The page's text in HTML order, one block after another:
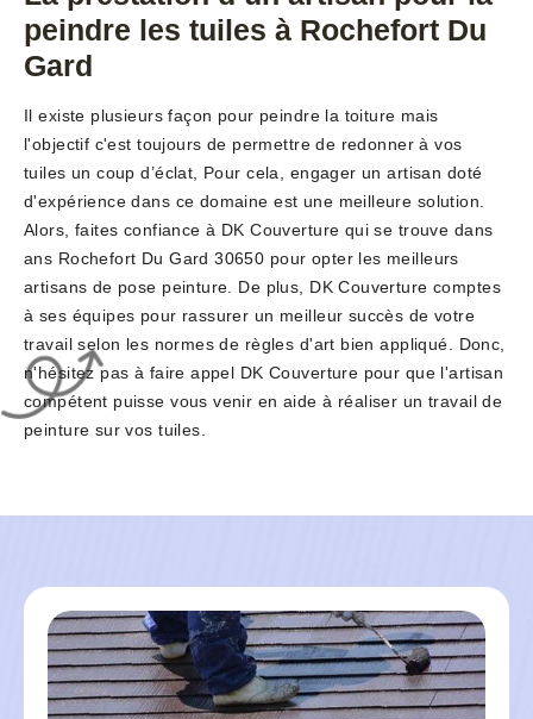
peindre les tuiles à Rochefort Du
Gard
Il existe plusieurs façon pour peindre la toiture mais
l'objectif c'est toujours de permettre de redonner à vos
tuiles un coup d’éclat, Pour cela, engager un artisan doté
d'expérience dans ce domaine est une meilleure solution.
Alors, faites confiance à DK Couverture qui se trouve dans
ans Rochefort Du Gard 30650 pour opter les meilleurs
artisans de pose peinture. De plus, DK Couverture comptes
à ses équipes pour rassurer un meilleur succès de votre
travail selon les normes de règles d'art bien appliqué. Donc,
n'hésitez pas à faire appel DK Couverture pour que l'artisan
compétent puisse vous venir en aide à réaliser un travail de
peinture sur vos tuiles.